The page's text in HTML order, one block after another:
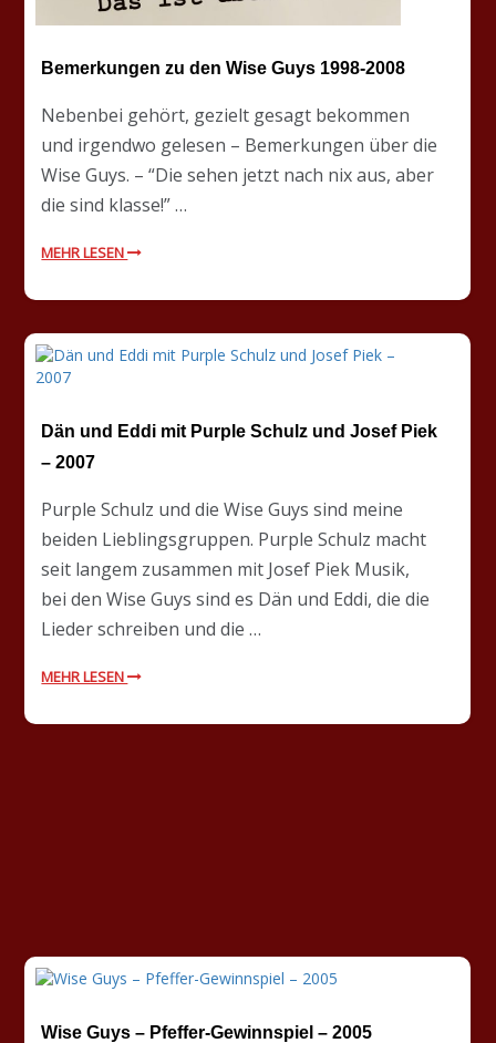
Bemerkungen zu den Wise Guys 1998-2008
Nebenbei gehört, gezielt gesagt bekommen
und irgendwo gelesen – Bemerkungen über die
Wise Guys. – “Die sehen jetzt nach nix aus, aber
die sind klasse!” …
MEHR LESEN
Dän und Eddi mit Purple Schulz und Josef Piek
– 2007
Purple Schulz und die Wise Guys sind meine
beiden Lieblingsgruppen. Purple Schulz macht
seit langem zusammen mit Josef Piek Musik,
bei den Wise Guys sind es Dän und Eddi, die die
Lieder schreiben und die …
MEHR LESEN
Wise Guys – Pfeffer-Gewinnspiel – 2005